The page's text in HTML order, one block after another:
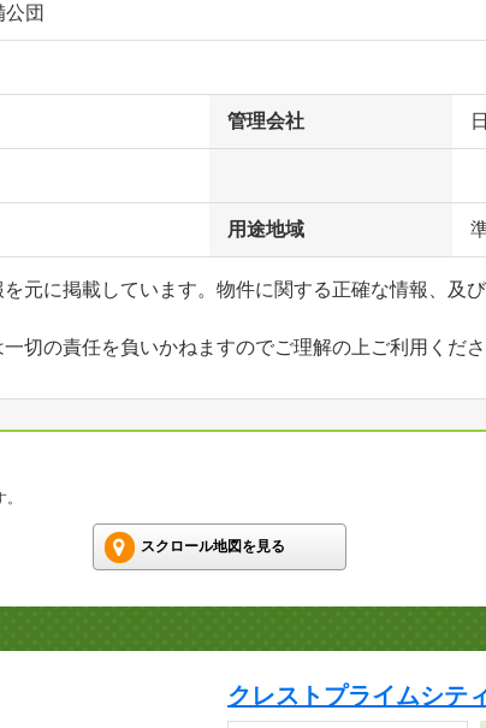
団
管理会社
用途地域
を元に掲載しています。物件に関する正確な情報、及
切の責任を負いかねますのでご理解の上ご利用くださ
スクロール地図を見る
クレストプライムシ